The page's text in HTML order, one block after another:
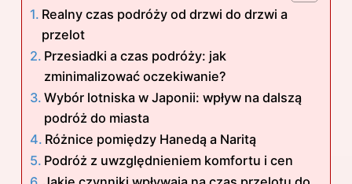
Realny czas podróży od drzwi do drzwi a
przelot
Przesiadki a czas podróży: jak
zminimalizować oczekiwanie?
Wybór lotniska w Japonii: wpływ na dalszą
podróż do miasta
Różnice pomiędzy Hanedą a Naritą
Podróż z uwzględnieniem komfortu i cen